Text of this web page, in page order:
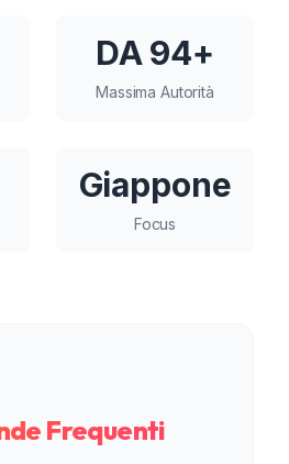
DA 94+
Massima Autorità
Giappone
Focus
Frequenti